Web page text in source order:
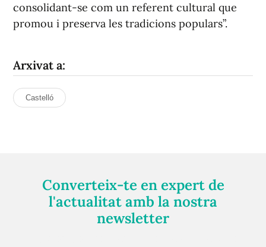
consolidant-se com un referent cultural que
promou i preserva les tradicions populars”.
Arxivat a:
Castelló
Converteix-te en expert de
l'actualitat amb la nostra
newsletter